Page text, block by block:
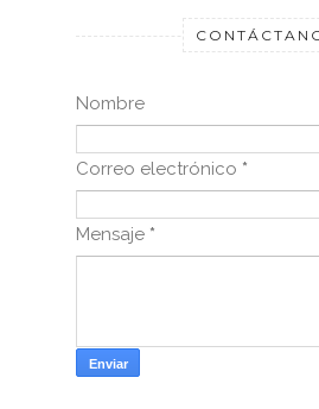
Nombre
Correo electrónico *
Mensaje *